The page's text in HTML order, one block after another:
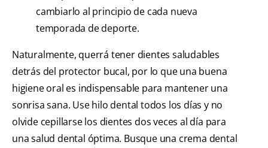
cambiarlo al principio de cada nueva
temporada de deporte.
Naturalmente, querrá tener dientes saludables
detrás del protector bucal, por lo que una buena
higiene oral es indispensable para mantener una
sonrisa sana. Use hilo dental todos los días y no
olvide cepillarse los dientes dos veces al día para
una salud dental óptima. Busque una crema dental